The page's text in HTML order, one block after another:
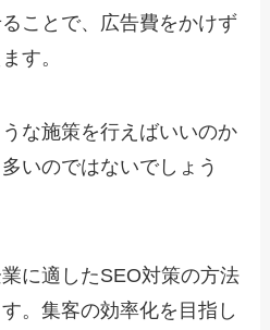
ことで、広告費をかけず
す。
な施策を行えばいいのか
いのではないでしょう
に適したSEO対策の方法
。集客の効率化を目指し